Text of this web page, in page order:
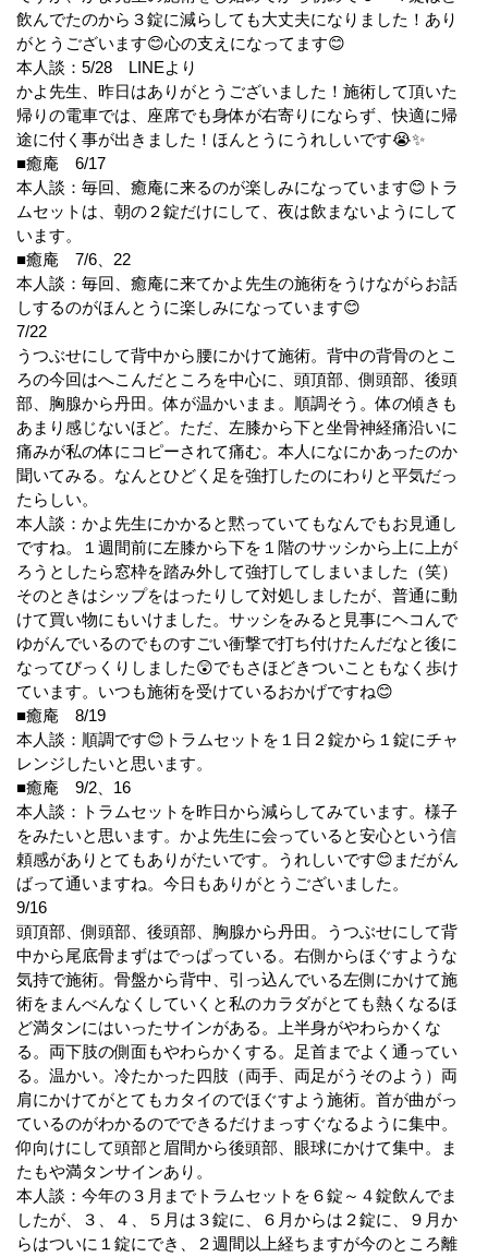
飲んでたのから３錠に減らしても大丈夫になりました！あり
がとうございます😊心の支えになってます😊
本人談：5/28 LINEより
かよ先生、昨日はありがとうございました！施術して頂いた
帰りの電車では、座席でも身体が右寄りにならず、快適に帰
途に付く事が出きました！ほんとうにうれしいです😭✨
■癒庵 6/17
本人談：毎回、癒庵に来るのが楽しみになっています😊トラ
ムセットは、朝の２錠だけにして、夜は飲まないようにして
います。
■癒庵 7/6、22
本人談：毎回、癒庵に来てかよ先生の施術をうけながらお話
しするのがほんとうに楽しみになっています😊
7/22
うつぶせにして背中から腰にかけて施術。背中の背骨のとこ
ろの今回はへこんだところを中心に、頭頂部、側頭部、後頭
部、胸腺から丹田。体が温かいまま。順調そう。体の傾きも
あまり感じないほど。ただ、左膝から下と坐骨神経痛沿いに
痛みが私の体にコピーされて痛む。本人になにかあったのか
聞いてみる。なんとひどく足を強打したのにわりと平気だっ
たらしい。
本人談：かよ先生にかかると黙っていてもなんでもお見通し
ですね。１週間前に左膝から下を１階のサッシから上に上が
ろうとしたら窓枠を踏み外して強打してしまいました（笑）
そのときはシップをはったりして対処しましたが、普通に動
けて買い物にもいけました。サッシをみると見事にヘコんで
ゆがんでいるのでものすごい衝撃で打ち付けたんだなと後に
なってびっくりしました😲でもさほどきついこともなく歩け
ています。いつも施術を受けているおかげですね😊
■癒庵 8/19
本人談：順調です😊トラムセットを１日２錠から１錠にチャ
レンジしたいと思います。
■癒庵 9/2、16
本人談：トラムセットを昨日から減らしてみています。様子
をみたいと思います。かよ先生に会っていると安心という信
頼感がありとてもありがたいです。うれしいです😊まだがん
ばって通いますね。今日もありがとうございました。
9/16
頭頂部、側頭部、後頭部、胸腺から丹田。うつぶせにして背
中から尾底骨まずはでっぱっている。右側からほぐすような
気持で施術。骨盤から背中、引っ込んでいる左側にかけて施
術をまんべんなくしていくと私のカラダがとても熱くなるほ
ど満タンにはいったサインがある。上半身がやわらかくな
る。両下肢の側面もやわらかくする。足首までよく通ってい
る。温かい。冷たかった四肢（両手、両足がうそのよう）両
肩にかけてがとてもカタイのでほぐすよう施術。首が曲がっ
ているのがわかるのでできるだけまっすぐなるように集中。
仰向けにして頭部と眉間から後頭部、眼球にかけて集中。ま
たもや満タンサインあり。
本人談：今年の３月までトラムセットを６錠～４錠飲んでま
したが、３、４、５月は３錠に、６月からは２錠に、９月か
らはついに１錠にでき、２週間以上経ちますが今のところ離